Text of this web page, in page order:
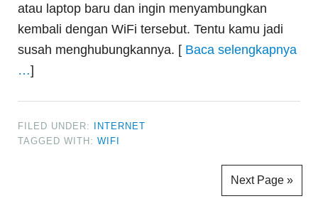
atau laptop baru dan ingin menyambungkan
kembali dengan WiFi tersebut. Tentu kamu jadi
susah menghubungkannya. [ Baca selengkapnya
…]
FILED UNDER:
INTERNET
TAGGED WITH:WIFI
Next Page »